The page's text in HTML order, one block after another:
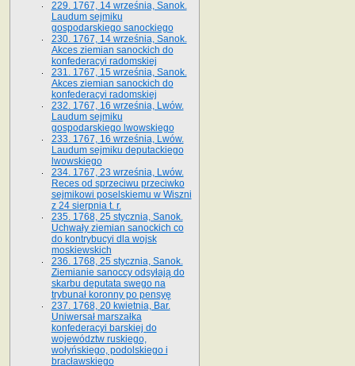
229. 1767, 14 września, Sanok.
Laudum sejmiku
gospodarskiego sanockiego
230. 1767, 14 września, Sanok.
Akces ziemian sanockich do
konfederacyi radomskiej
231. 1767, 15 września, Sanok.
Akces ziemian sanockich do
konfederacyi radomskiej
232. 1767, 16 września, Lwów.
Laudum sejmiku
gospodarskiego lwowskiego
233. 1767, 16 września, Lwów.
Laudum sejmiku deputackiego
lwowskiego
234. 1767, 23 września, Lwów.
Reces od sprzeciwu przeciwko
sejmikowi poselskiemu w Wiszni
z 24 sierpnia t. r.
235. 1768, 25 stycznia, Sanok.
Uchwały ziemian sanockich co
do kontrybucyi dla wojsk
moskiewskich
236. 1768, 25 stycznia, Sanok.
Ziemianie sanoccy odsyłają do
skarbu deputata swego na
trybunał koronny po pensyę
237. 1768, 20 kwietnia, Bar.
Uniwersał marszałka
konfederacyi barskiej do
województw ruskiego,
wołyńskiego, podolskiego i
bracławskiego